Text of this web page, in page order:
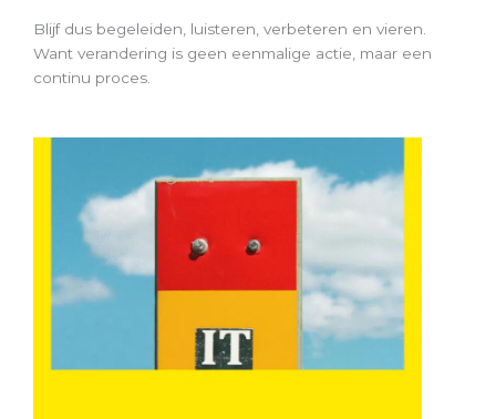
Blijf dus begeleiden, luisteren, verbeteren en vieren.
Want verandering is geen eenmalige actie, maar een
continu proces.